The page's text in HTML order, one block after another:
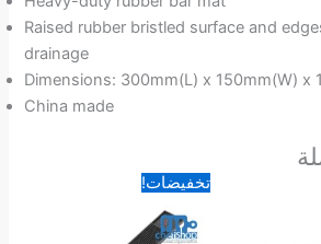
Raised rubber bristled surface and
drainage
Dimensions: 300mm(L) x 150mm(W) x
China made
تخفيضات!السعر
الأصلي
هو:
5.00 د.ا.